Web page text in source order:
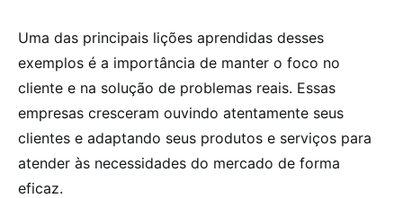
Uma das principais lições aprendidas desses
exemplos é a importância de manter o foco no
cliente e na solução de problemas reais. Essas
empresas cresceram ouvindo atentamente seus
clientes e adaptando seus produtos e serviços para
atender às necessidades do mercado de forma
eficaz.